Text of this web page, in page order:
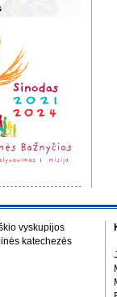
vyskupijos
katechezės